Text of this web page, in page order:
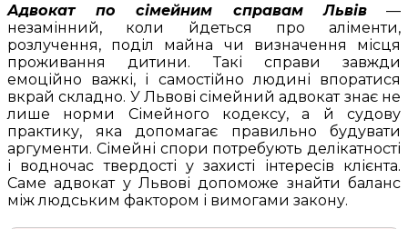
Адвокат по сімейним справам Львів—
незамінний, коли йдеться про аліменти,
розлучення, поділ майна чи визначення місця
проживання дитини. Такі справи завжди
емоційно важкі, і самостійно людині впоратися
вкрай складно. У Львові сімейний адвокат знає не
лише норми Сімейного кодексу, а й судову
практику, яка допомагає правильно будувати
аргументи. Сімейні спори потребують делікатності
і водночас твердості у захисті інтересів клієнта.
Саме адвокат у Львові допоможе знайти баланс
між людським фактором і вимогами закону.